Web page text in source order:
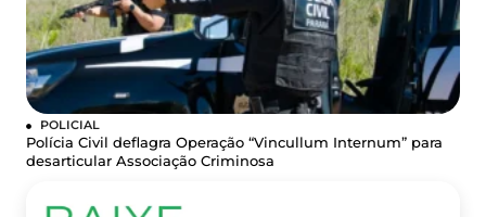
POLICIAL
Polícia Civil deflagra Operação “Vincullum Internum” para
desarticular Associação Criminosa